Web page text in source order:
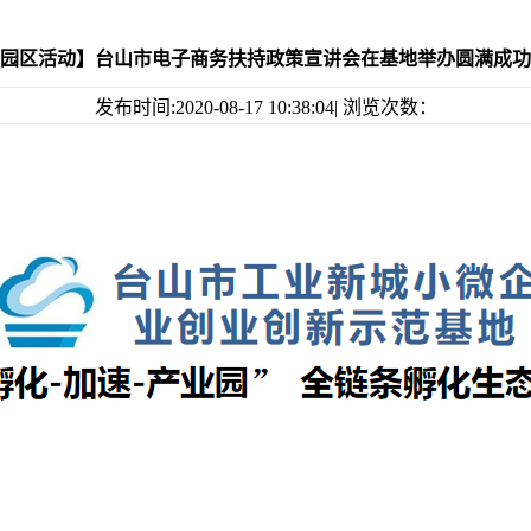
区活动】台山市电子商务扶持政策宣讲会在基地举办圆满成
发布时间:2020-08-17 10:38:04| 浏览次数：